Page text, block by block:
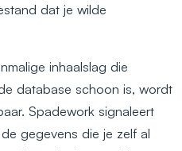
dat je wilde
inhaalslag die
database schoon is, wordt
Spadework signaleert
gegevens die je zelf al